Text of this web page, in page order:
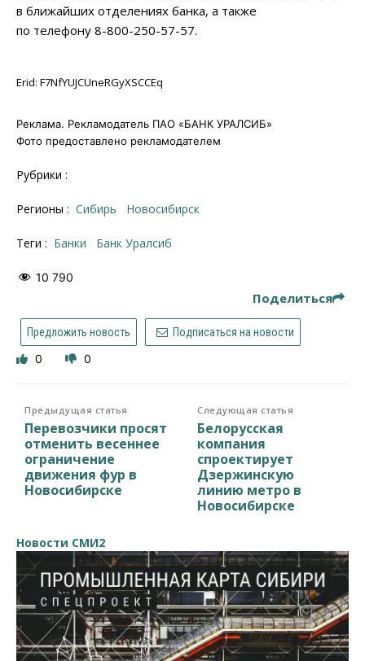
в ближайших отделениях банка, а также
по телефону 8-800-250-57-57.
Erid: F7NfYUJCUneRGyXSCCEq
Реклама. Рекламодатель ПАО «БАНК УРАЛСИБ»
Фото предоставлено рекламодателем
Рубрики :
Регионы : Сибирь Новосибирск
Теги : банки Банк Уралсиб
10 790
Поделиться
Предложить новость Подписаться на новости
0 0
Предыдущая статья
Перевозчики просят
отменить весеннее
ограничение
движения фур в
Новосибирске
Следующая статья
Белорусская
компания
спроектирует
Дзержинскую
линию метро в
Новосибирске
Новости СМИ2